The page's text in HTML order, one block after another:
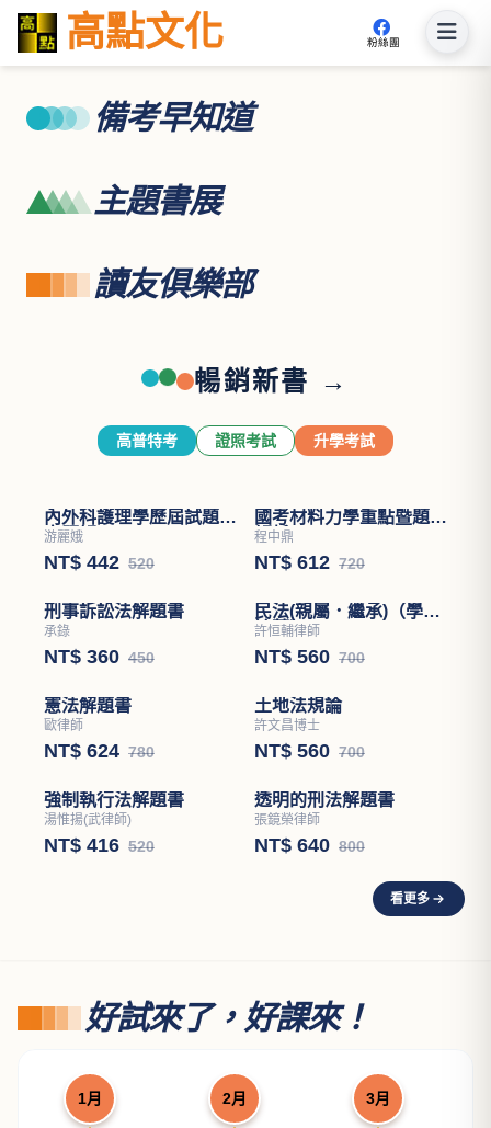
高點文化 粉絲團
備考早知道
主題書展
讀友俱樂部
暢銷新書 →
高普特考 證照考試 升學考試
內外科護理學歷屆試題分
章題解
游麗娥
NT$ 442 520
國考材料力學重點暨題型
解析
程中鼎
NT$ 612 720
刑事訴訟法解題書
承錄
NT$ 360 450
民法(親屬．繼承)（學說
論著）
許恒輔律師
NT$ 560 700
憲法解題書
歐律師
NT$ 624 780
土地法規論
許文昌博士
NT$ 560 700
強制執行法解題書
湯惟揚(武律師)
NT$ 416 520
透明的刑法解題書
張鏡榮律師
NT$ 640 800
看更多
好試來了，好課來！
1月 2月 3月